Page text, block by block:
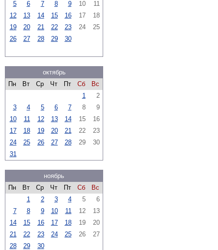
5
6 7 8 9 10
11
12
13 14 15 16 17
18
19
20 21 22 23 24
25
26
27 28 29 30
октябрь
Пн
Вт Ср Чт Пт Сб
Вс
1
2
3
4 5 6 7 8
9
10
11 12 13 14 15
16
17
18 19 20 21 22
23
24
25 26 27 28 29
30
31
ноябрь
Пн
Вт Ср Чт Пт Сб
Вс
1
2 3 4 5
6
7
8 9 10 11 12
13
14
15 16 17 18 19
20
21
22 23 24 25 26
27
28
29 30